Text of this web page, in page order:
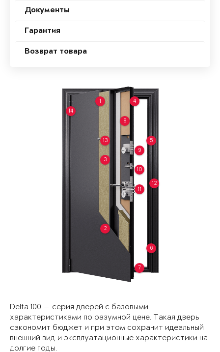
Документы
Гарантия
Возврат товара
1
2
3
4
5
6
7
8
9
10
11
12
13
14
Delta 100 — серия дверей с базовыми
характеристиками по разумной цене. Такая дверь
сэкономит бюджет и при этом сохранит идеальный
внешний вид и эксплуатационные характеристики на
долгие годы.